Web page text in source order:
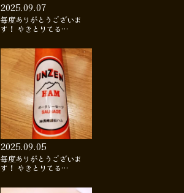
2025.09.07
毎度ありがとうございま
す！ やきとりてる…
2025.09.05
毎度ありがとうございま
す！ やきとりてる…